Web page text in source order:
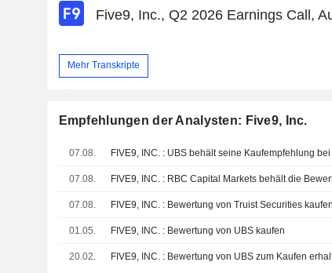
Five9, Inc., Q2 2026 Earnings Call,
Mehr Transkripte
Empfehlungen der Analysten: Five9, Inc.
07.08. FIVE9, INC. : UBS behält seine Kaufempfehlung bei
07.08. FIVE9, INC. : RBC Capital Markets behält die
07.08. FIVE9, INC. : Bewertung von Truist Securities kaufen
01.05. FIVE9, INC. : Bewertung von UBS kaufen
20.02. FIVE9, INC. : Bewertung von UBS zum Kaufen